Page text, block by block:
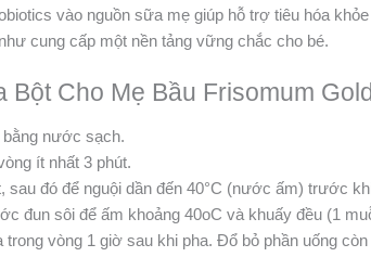
vào nguồn sữa mẹ giúp hỗ trợ tiêu hóa
cung cấp một nền tảng vững chắc cho bé.
Cho Mẹ Bầu Frisomum Gold
nước sạch.
ít nhất 3 phút.
đó để nguội dần đến 40°C (nước ấm) trước
đun sôi để ấm khoảng 40oC và khuấy đều (1
trong vòng 1 giờ sau khi pha. Đổ bỏ phần uống